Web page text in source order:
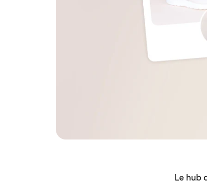
Le hub